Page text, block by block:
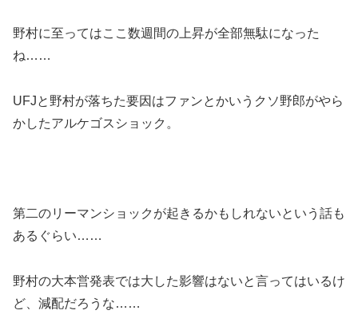
野村に至ってはここ数週間の上昇が全部無駄になった
ね……
UFJと野村が落ちた要因はファンとかいうクソ野郎がやら
かしたアルケゴスショック。
第二のリーマンショックが起きるかもしれないという話も
あるぐらい……
野村の大本営発表では大した影響はないと言ってはいるけ
ど、減配だろうな……